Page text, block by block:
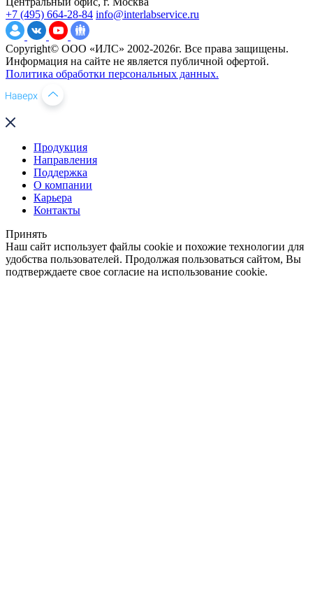
+7 (495) 664-28-84 info@interlabservice.ru
Copyright© ООО «ИЛС» 2002-2026г. Все права защищены.
Информация на сайте не является публичной офертой.
Политика обработки персональных данных.
Продукция
Направления
Поддержка
О компании
Карьера
Контакты
Принять
Наш сайт использует файлы cookie и похожие технологии для
удобства пользователей. Продолжая пользоваться сайтом, Вы
подтверждаете свое согласие на использование cookie.